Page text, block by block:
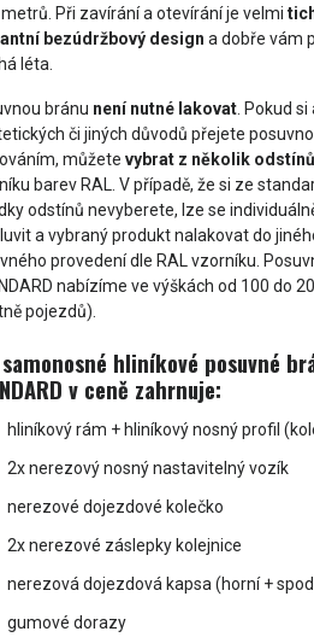
Při zavírání a otevírání je velmi
bezúdržbový design a dobře vám
léta.
bránu není nutné lakovat. Pokud si
či jiných důvodů přejete
můžetevybrat z několik odstínů
barev RAL. V případě, že si ze
odstínů nevyberete, lze se
a vybraný produkt nalakovat do
provedení dle RAL vzorníku.
nabízíme ve výškách od 100 do
pojezdů).
hliníkové posuvné
v ceně zahrnuje:
hliníkový rám + hliníkový nosný profil
2x nerezový nosný nastavitelný vozík
nerezové dojezdové kolečko
2x nerezové záslepky kolejnice
nerezová dojezdová kapsa (horní +
gumové dorazy